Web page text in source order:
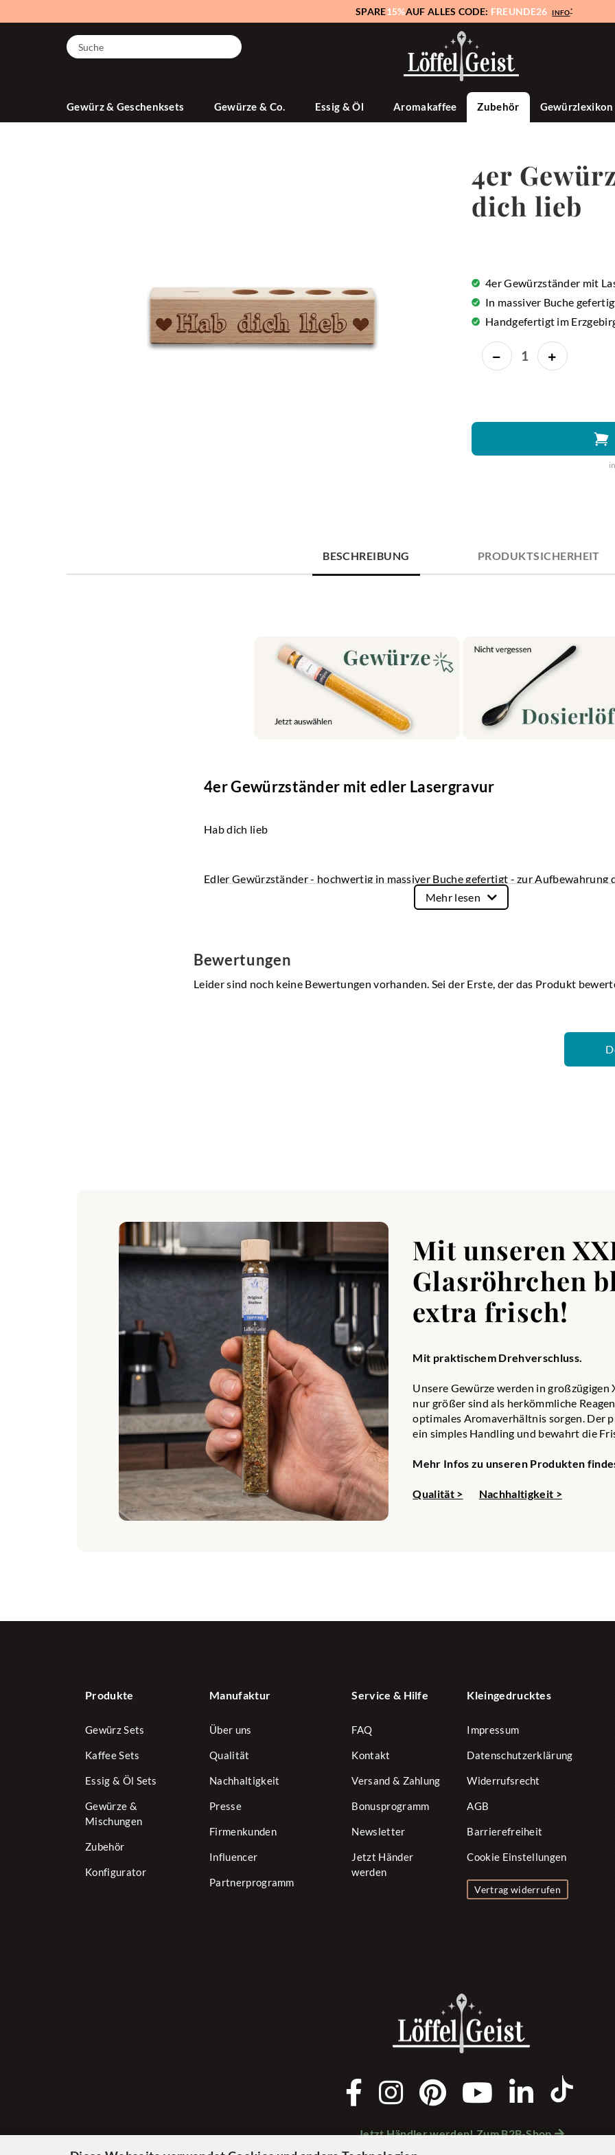
SPARE15%AUF ALLES CODE: FREUNDE26 INFO*
Suche
Gewürz & Geschenksets Gewürze & Co. Essig & Öl Aromakaffee Zubehör Gewürzlexikon
4er
dich lieb
4er Gewürzständer mit
In massiver Buche
Handgefertigt im
BESCHREIBUNG PRODUKTSICHERHEIT
4er Gewürzständer mit edler Lasergravur
Hab dich lieb
Edler Gewürzständer - hochwertig in massiver Buche gefertigt - zur Aufbewahrung
Material:Massive Buche, mit lasergraviertem Motiv ( ohne Dosierlöffel )
Mehr lesen
Bewertungen
Leider sind noch keine Bewertungen vorhanden. Sei der Erste, der das Produkt
Mit unseren
Glasröhrchen
extra frisch!
Mit praktischem Drehverschluss.
Unsere Gewürze werden in
nur größer sind als herkömmliche
optimales Aromaverhältnis sorgen. Der
ein simples Handling und bewahrt die
Mehr Infos zu unseren Produkten
Qualität > Nachhaltigkeit >
Produkte
Gewürz Sets
Kaffee Sets
Essig & Öl Sets
Gewürze &
Mischungen
Zubehör
Konfigurator
Manufaktur
Über uns
Qualität
Nachhaltigkeit
Presse
Firmenkunden
Influencer
Partnerprogramm
Service & Hilfe
FAQ
Kontakt
Versand & Zahlung
Bonusprogramm
Newsletter
Jetzt Händer
werden
Kleingedrucktes
Impressum
Datenschutzerklärung
Widerrufsrecht
AGB
Barrierefreiheit
Cookie Einstellungen
Vertrag widerrufen
Jetzt Händler werden! Zum B2B-Shop